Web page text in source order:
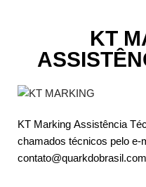
KT
KT Marking Assistência
chamados técnicos pelo e-